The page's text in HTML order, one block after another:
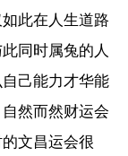
此在人生道路
同时属兔的人
己能力才华能
然而然财运会
文昌运会很